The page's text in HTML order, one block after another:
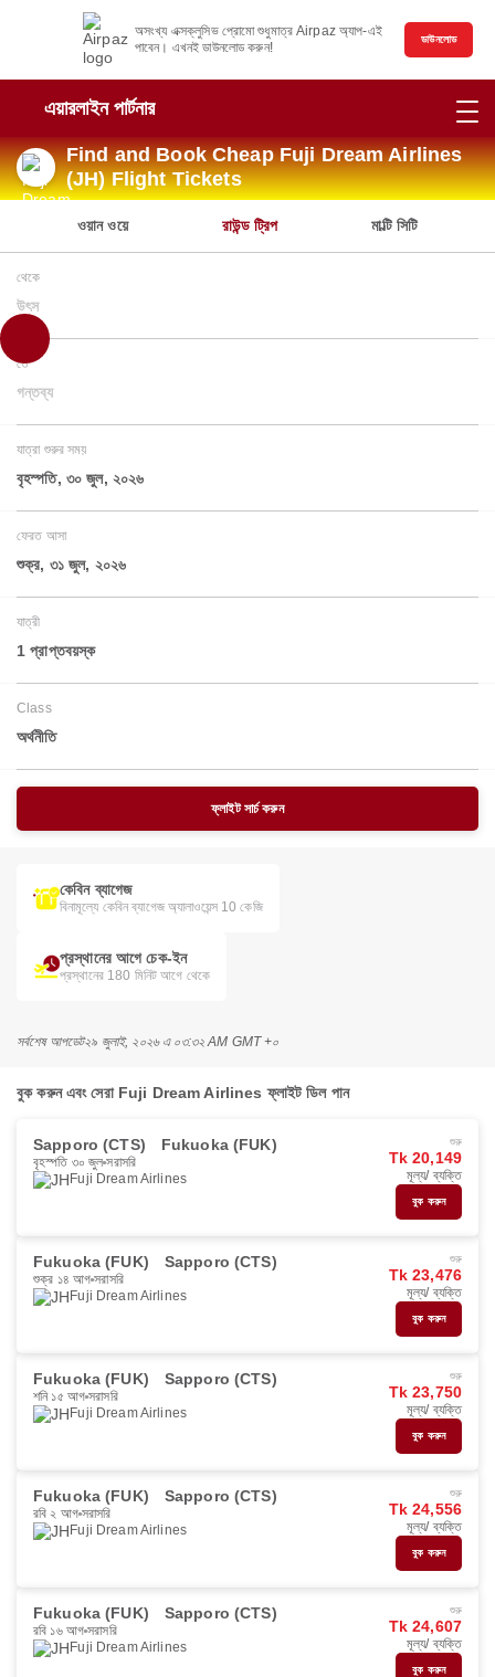
অসংখ্য এক্সক্লুসিভ প্রোমো শুধুমাত্র Airpaz অ্যাপ-এই
পাবেন। এখনই ডাউনলোড করুন!
ডাউনলোড
এয়ারলাইন পার্টনার
Find and Book Cheap Fuji Dream Airlines
(JH) Flight Tickets
ওয়ান ওয়ে রাউন্ড ট্রিপ মাল্টি সিটি
থেকে
উৎস
তে
গন্তব্য
যাত্রা শুরুর সময়
বৃহস্পতি, ৩০ জুল, ২০২৬
ফেরত আসা
শুক্র, ৩১ জুল, ২০২৬
যাত্রী
1 প্রাপ্তবয়স্ক
Class
অর্থনীতি
ফ্লাইট সার্চ করুন
কেবিন ব্যাগেজ
বিনামূল্যে কেবিন ব্যাগেজ অ্যালাওয়েন্স 10 কেজি
প্রস্থানের আগে চেক-ইন
প্রস্থানের 180 মিনিট আগে থেকে
সর্বশেষ আপডেট২৯ জুলাই, ২০২৬ এ ০৩:৩২ AM GMT +০
বুক করুন এবং সেরা Fuji Dream Airlines ফ্লাইট ডিল পান
Sapporo (CTS) Fukuoka (FUK)
বৃহস্পতি ৩০ জুল সরাসরি
Fuji Dream Airlines
শুরু
Tk 20,149
মূল্য/ ব্যক্তি
বুক করুন
Fukuoka (FUK) Sapporo (CTS)
শুক্র ১৪ আগ সরাসরি
Fuji Dream Airlines
শুরু
Tk 23,476
মূল্য/ ব্যক্তি
বুক করুন
Fukuoka (FUK) Sapporo (CTS)
শনি ১৫ আগ সরাসরি
Fuji Dream Airlines
শুরু
Tk 23,750
মূল্য/ ব্যক্তি
বুক করুন
Fukuoka (FUK) Sapporo (CTS)
রবি ২ আগ সরাসরি
Fuji Dream Airlines
শুরু
Tk 24,556
মূল্য/ ব্যক্তি
বুক করুন
Fukuoka (FUK) Sapporo (CTS)
রবি ১৬ আগ সরাসরি
Fuji Dream Airlines
শুরু
Tk 24,607
মূল্য/ ব্যক্তি
বুক করুন